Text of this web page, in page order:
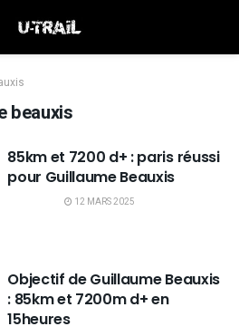
beauxis
85km et 7200 d+ : paris réussi
pour Guillaume Beauxis
12 MARS 2025
Objectif de Guillaume Beauxis
: 85km et 7200m d+ en
15heures